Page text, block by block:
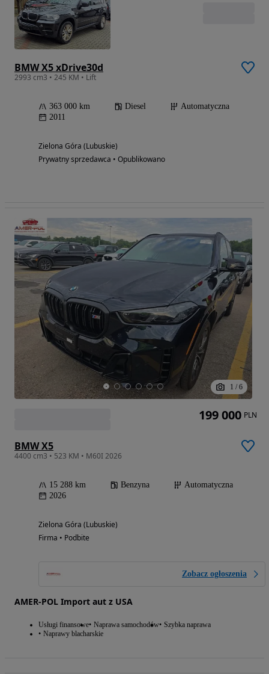
BMW X5 xDrive30d
2993 cm3 • 245 KM • Lift
363 000 km Diesel
Automatyczna
2011
Zielona Góra (Lubuskie)
Prywatny sprzedawca • Opublikowano
1 / 6
BMW X5
4400 cm3 • 523 KM • M60I 2026
15 288 km Benzyna
Automatyczna
2026
Zielona Góra (Lubuskie)
Firma • Podbite
Zobacz ogłoszenia
AMER-POL Import aut z USA
Usługi finansowe Naprawa samochodów Szybka naprawa
Naprawy blacharskie
199 000 PLN